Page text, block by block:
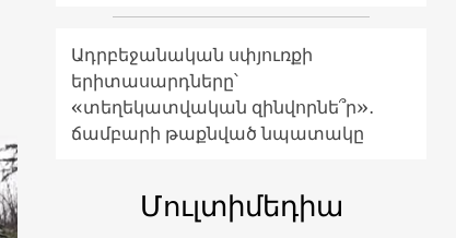
Ադրբեջանական սփյուռքի
երիտասարդները՝
«տեղեկատվական զինվորնե՞ր»․
ճամբարի թաքնված նպատակը
Մուլտիմեդիա